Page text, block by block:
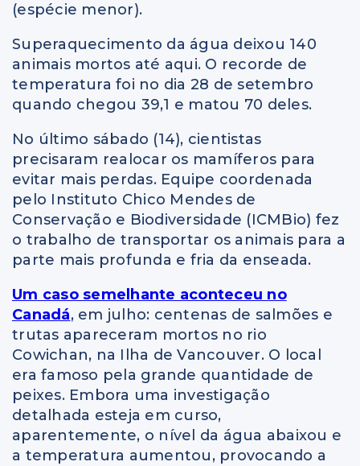
(espécie menor).
Superaquecimento da água deixou 140
animais mortos até aqui. O recorde de
temperatura foi no dia 28 de setembro
quando chegou 39,1 e matou 70 deles.
No último sábado (14), cientistas
precisaram realocar os mamíferos para
evitar mais perdas. Equipe coordenada
pelo Instituto Chico Mendes de
Conservação e Biodiversidade (ICMBio) fez
o trabalho de transportar os animais para a
parte mais profunda e fria da enseada.
Um caso semelhante aconteceu no
Canadá, em julho: centenas de salmões e
trutas apareceram mortos no rio
Cowichan, na Ilha de Vancouver. O local
era famoso pela grande quantidade de
peixes. Embora uma investigação
detalhada esteja em curso,
aparentemente, o nível da água abaixou e
a temperatura aumentou, provocando a